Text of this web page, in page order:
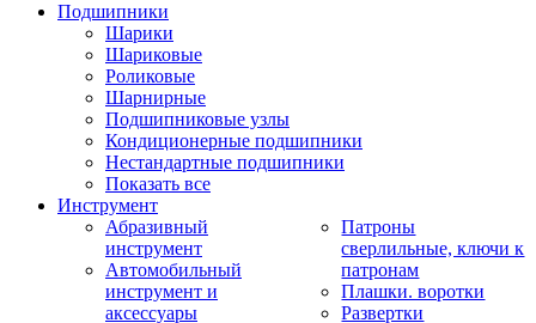
Подшипники
Шарики
Шариковые
Роликовые
Шарнирные
Подшипниковые узлы
Кондиционерные подшипники
Нестандартные подшипники
Показать все
Инструмент
Абразивный
инструмент
Автомобильный
инструмент и
аксессуары
Патроны
сверлильные, ключи к
патронам
Плашки. воротки
Развертки